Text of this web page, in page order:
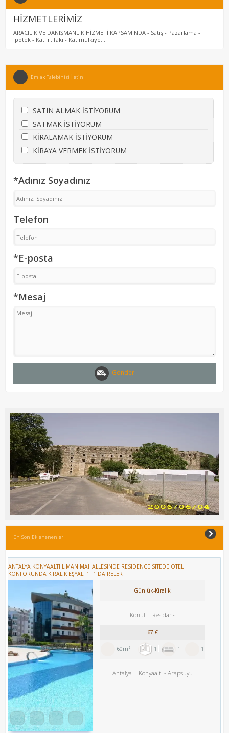
HİZMETLERİMİZ
ARACILIK VE DANIŞMANLIK HİZMETİ KAPSAMINDA - Satış - Pazarlama -
İpotek - Kat irtifakı - Kat mülkiye...
Emlak Talebinizi İletin
SATIN ALMAK İSTİYORUM
SATMAK İSTİYORUM
KİRALAMAK İSTİYORUM
KİRAYA VERMEK İSTİYORUM
*Adınız Soyadınız
Telefon
*E-posta
*Mesaj
Gönder
En Son Eklenenenler
ANTALYA KONYAALTI LIMAN MAHALLESINDE RESIDENCE SITEDE OTEL
KONFORUNDA KIRALIK EŞYALI 1+1 DAIRELER
Günlük-Kiralık
Konut Residans
67 €
60m² 1 1 1
Antalya Konyaaltı - Arapsuyu